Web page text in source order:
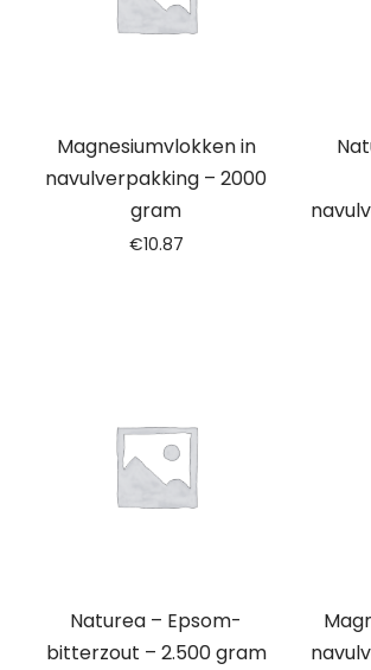
Magnesiumvlokken in
navulverpakking – 2000
gram
€10.87
Naturea – Epsom-
bitterzout – 2.500 gram